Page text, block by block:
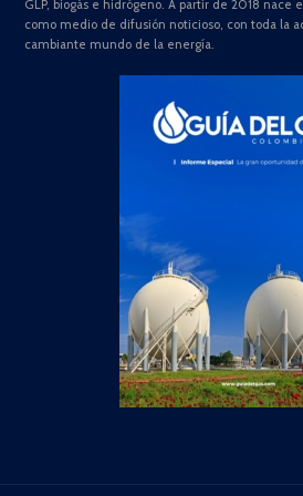
GLP, biogás e hidrógeno. A partir de 2018 nace
como medio de difusión noticioso, con toda la
cambiante mundo de la energía.